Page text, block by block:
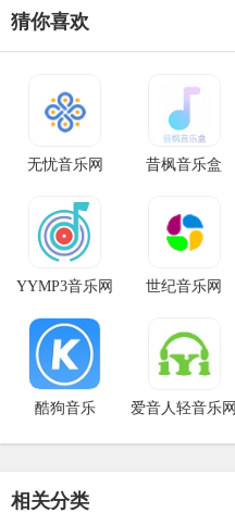
猜你喜欢
无忧音乐网 昔枫音乐盒
YYMP3音乐网 世纪音乐网
酷狗音乐 爱音人轻音乐网
相关分类